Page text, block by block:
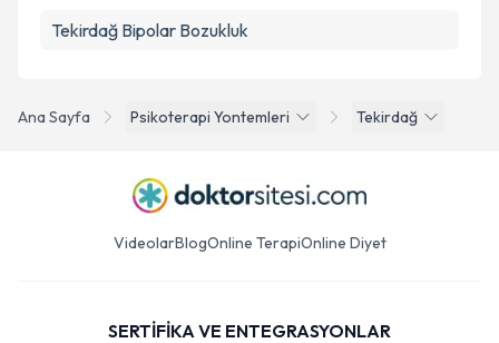
Ana Sayfa Psikoterapi Yontemleri Tekirdağ
Tekirdağ Bipolar Bozukluk
VideolarBlogOnline TerapiOnline Diyet
SERTİFİKA VE ENTEGRASYONLAR